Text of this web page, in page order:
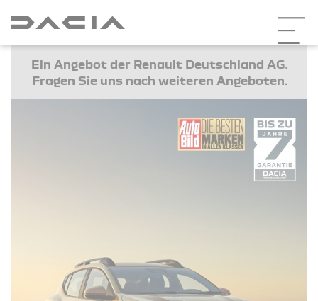
Ein Angebot der Renault Deutschland AG.
Fragen Sie uns nach weiteren Angeboten.